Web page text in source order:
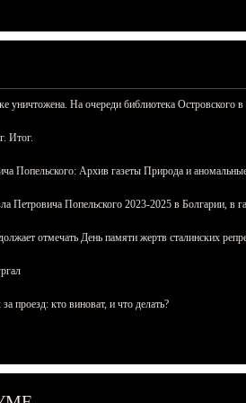
уничтожена. На очереди библиотека Островского
Итог.
Попельского: Архив газеты Природа и
Петровича Попельского 2023-2025 в Болгарии, в
отмечать День памяти жертв сталинских
проезд: кто виноват, и что делать?